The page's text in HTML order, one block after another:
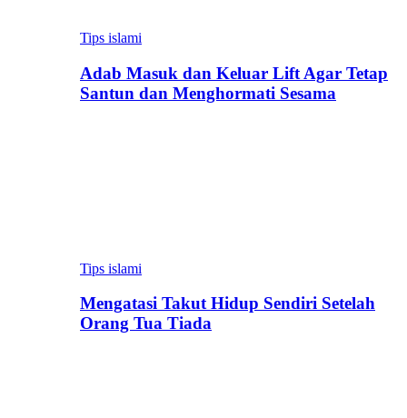
Tips islami
Adab Masuk dan Keluar Lift Agar Tetap
Santun dan Menghormati Sesama
Tips islami
Mengatasi Takut Hidup Sendiri Setelah
Orang Tua Tiada